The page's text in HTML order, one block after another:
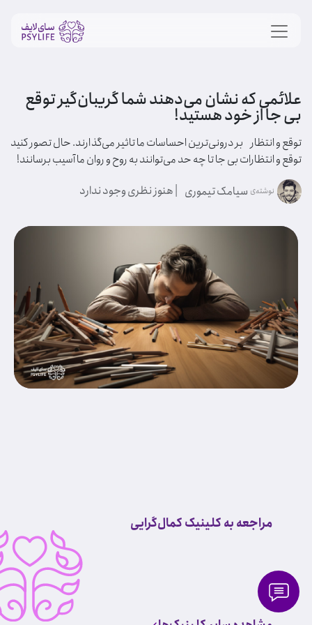
علائمی که نشان می‌دهند شما گریبان‌گیر توقع
بی جا از خود هستید!
توقع و انتظار بر درونی‌ترین احساسات ما تاثیر می‌گذارند. حال تصور کنید
توقع و انتظارات بی جا تا چه حد می‌توانند به روح و روان ما آسیب برسانند!
نوشته‌ی سیامک تیموری | هنوز نظری وجود ندارد
مراجعه به کلینیک کمال‌گرایی